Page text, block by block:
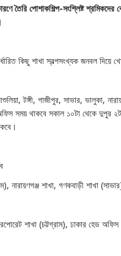
তৈরি পোশাকশিল্প-সংশ্লিষ্ট শ্রমিকদের
কিছু শাখা স্বল্পসংখ্যক জনবল
টঙ্গী, গাজীপুর, সাভার, ভালুকা,
সময় থাকবে সকাল ১০টা থেকে দুপুর
নারায়ণগঞ্জ শাখা, গণকবাড়ী শাখা
শাখা (চট্টগ্রাম), ঢাকার হেড